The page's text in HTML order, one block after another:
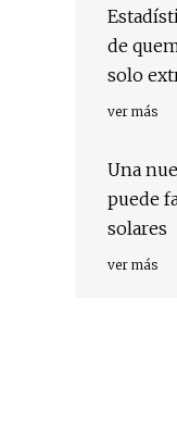
de
solo
clave
ver más
Una
puede
solares
ver más